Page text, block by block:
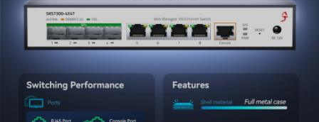
het de perfecte ruggengraat is voor 10G NAS-back-
ups, 8K videobewerking en virtualisatie op
bedrijfsniveau.
3. Geavanceerd Layer 2-beheer en optimalisatie
Als een professionele 10G managed netwerkswitch
biedt hij robuuste ondersteuning voor essentiële L2-